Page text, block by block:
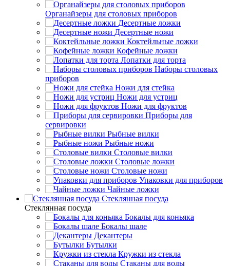
Органайзеры для столовых приборов
Десертные ложки
Десертные ножи
Коктейльные ложки
Кофейные ложки
Лопатки для торта
Наборы столовых
приборов
Ножи для стейка
Ножи для устриц
Ножи для фруктов
Приборы для
сервировки
Рыбные вилки
Рыбные ножи
Столовые вилки
Столовые ложки
Столовые ножи
Упаковки для приборов
Чайные ложки
Стеклянная посуда
Стеклянная посуда
Бокалы для коньяка
Бокалы шале
Декантеры
Бутылки
Кружки из стекла
Стаканы для воды